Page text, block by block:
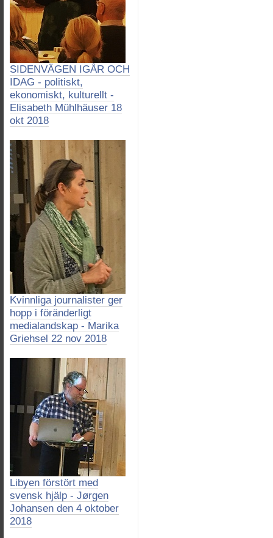
SIDENVÄGEN IGÅR OCH
IDAG - politiskt,
ekonomiskt, kulturellt -
Elisabeth Mühlhäuser 18
okt 2018
Kvinnliga journalister ger
hopp i föränderligt
medialandskap - Marika
Griehsel 22 nov 2018
Libyen förstört med
svensk hjälp - Jørgen
Johansen den 4 oktober
2018